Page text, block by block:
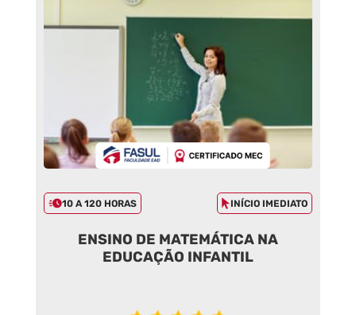
10 A 120 HORAS INÍCIO IMEDIATO
ENSINO DE MATEMÁTICA NA
EDUCAÇÃO INFANTIL